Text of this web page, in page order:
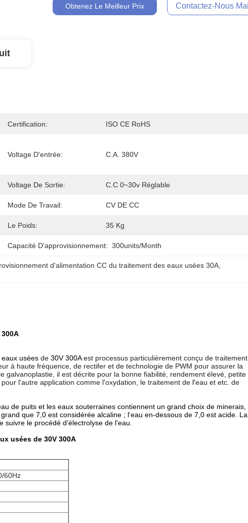
Obtenez Le Meilleur Prix Contactez-Nous
Certification: ISO CE RoHS
Voltage D'entrée: C.A. 380V
Voltage De Sortie: C.C 0~30v Réglable
Mode De Travail: CV DE CC
Le Poids: 35 Kg
Capacité D'approvisionnement: 300units/month
d'alimentation CC du traitement des eaux usées 30A
usées de 30V 300Aest processus particulièrement conçu de
à haute fréquence, de rectifer et de technologie de PWM pour assurer la
il est décrite pour la bonne fiabilité, rendement élevé, petite
l'autre application comme l'oxydation, le traitement de l'eau et etc. de
de puits et les eaux souterraines contiennent un grand choix de minerais,
que 7,0 est considérée alcaline ; l'eau en-dessous de 7,0 est acide. La
le procédé d'électrolyse de l'eau.
usées de 30V 300A
60Hz